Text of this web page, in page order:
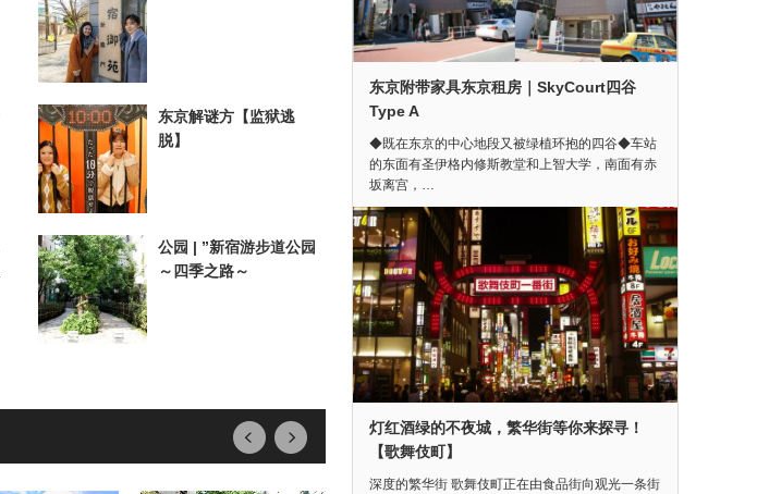
东京解谜方【监狱逃
脱】
公园 | ”新宿游步道公园
～四季之路～
next
东京附带家具东京租房｜SkyCourt四谷
Type A
◆既在东京的中心地段又被绿植环抱的四谷◆车站
的东面有圣伊格内修斯教堂和上智大学，南面有赤
坂离宫，…
灯红酒绿的不夜城，繁华街等你来探寻！
【歌舞伎町】
深度的繁华街 歌舞伎町正在由食品街向观光一条街